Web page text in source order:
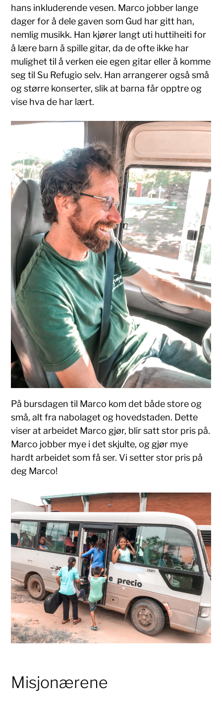
hans inkluderende vesen. Marco jobber lange
dager for å dele gaven som Gud har gitt han,
nemlig musikk. Han kjører langt uti huttiheiti for
å lære barn å spille gitar, da de ofte ikke har
mulighet til å verken eie egen gitar eller å komme
seg til Su Refugio selv. Han arrangerer også små
og større konserter, slik at barna får opptre og
vise hva de har lært.
På bursdagen til Marco kom det både store og
små, alt fra nabolaget og hovedstaden. Dette
viser at arbeidet Marco gjør, blir satt stor pris på.
Marco jobber mye i det skjulte, og gjør mye
hardt arbeidet som få ser. Vi setter stor pris på
deg Marco!
Misjonærene